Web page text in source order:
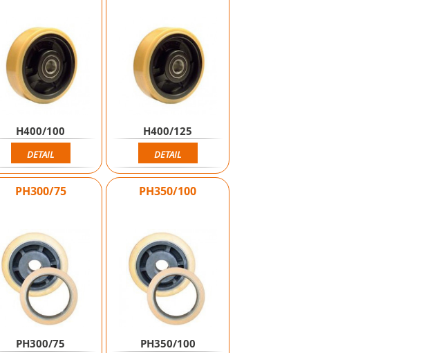
H400/100
DETAIL
H400/125
DETAIL
PH300/75
PH300/75
PH350/100
PH350/100